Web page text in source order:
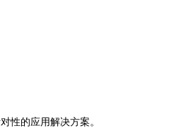
性的应用解决方案。